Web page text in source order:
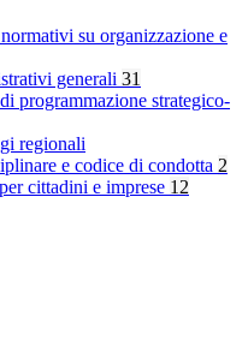
su organizzazione e
generali 31
programmazione strategico-
regionali
e codice di condotta 2
cittadini e imprese 12